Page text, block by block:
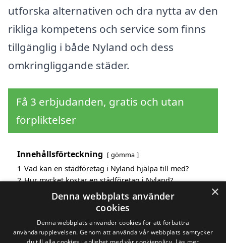
utforska alternativen och dra nytta av den
rikliga kompetens och service som finns
tillgänglig i både Nyland och dess
omkringliggande städer.
Få 3 erbjudanden, gratis och utan
förpliktelser
Innehållsförteckning gömma
1 Vad kan en städföretag i Nyland hjälpa till med?
2 Hur mycket kostar en städföretag i Nyland?
Fördelar med att välja städföretag i Nyland
Sök efter en skicklig städföretag i de omgivande
×
Denna webbplats använder
cookies
Denna webbplats använder cookies för att förbättra
användarupplevelsen. Genom att använda vår webbplats samtycker